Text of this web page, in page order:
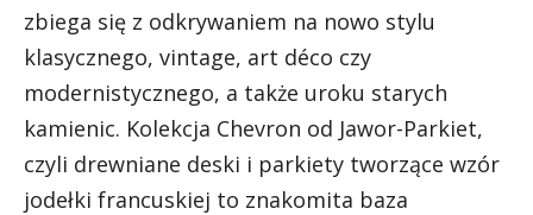
zbiega się z odkrywaniem na nowo stylu
klasycznego, vintage, art déco czy
modernistycznego, a także uroku starych
kamienic. Kolekcja Chevron od Jawor-Parkiet,
czyli drewniane deski i parkiety tworzące wzór
jodełki francuskiej to znakomita baza